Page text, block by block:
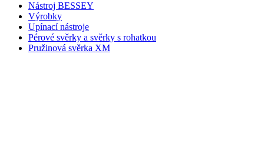
Nástroj BESSEY
Výrobky
Upínací nástroje
Pérové svěrky a svěrky s rohatkou
Pružinová svěrka XM